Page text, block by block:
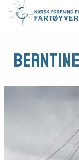
Berntine